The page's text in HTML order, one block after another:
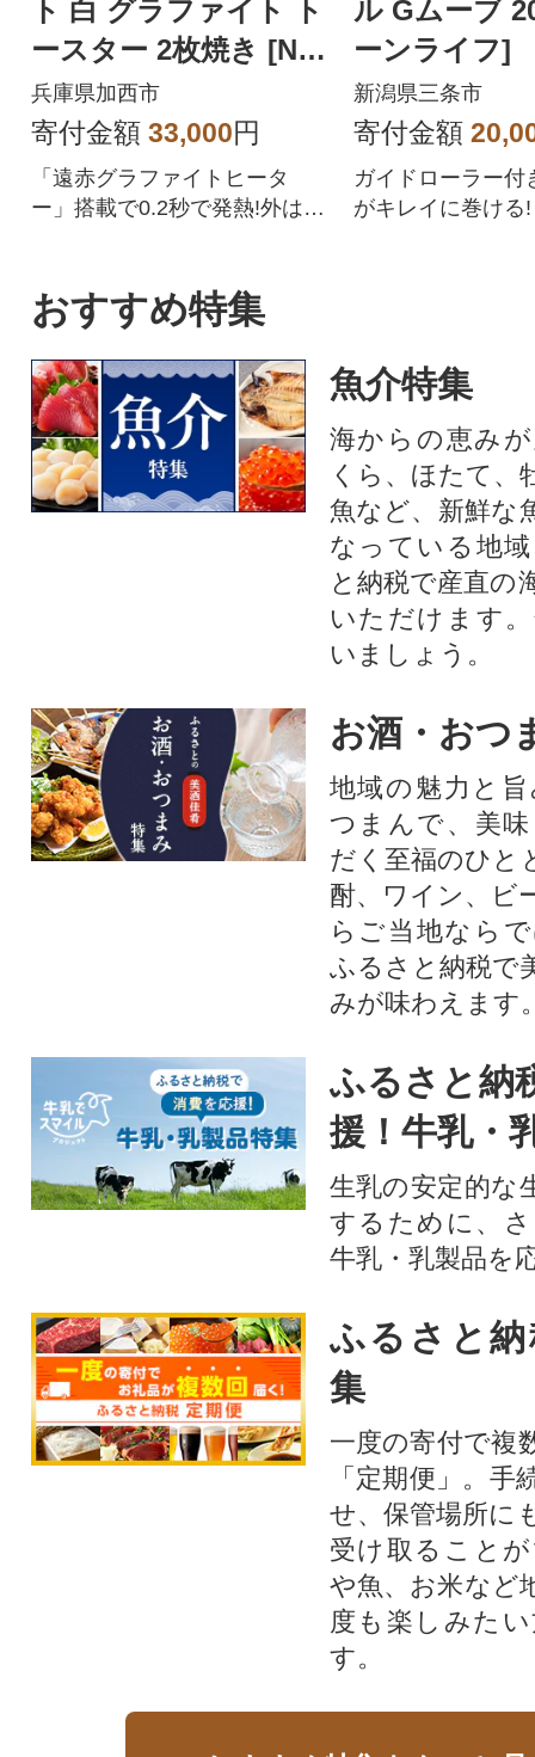
ト 白 グラファイト ト
ースター 2枚焼き [No
5698-0299]
兵庫県加西市
寄付金額 33,000円
「遠赤グラファイトヒータ
ー」搭載で0.2秒で発熱!外はカ
ル Gムーブ
ーンライフ]
3】
新潟県三条市
寄付金額
ガイドローラー付
がキレイに巻ける
おすすめ特集
魚介特集
海からの恵み
くら、ほたて、
魚など、新鮮な
なっている地
と納税で産直の
いただけます
いましょう。
お酒・おつ
地域の魅力と
つまんで、美
だく至福のひと
酎、ワイン、ビ
らご当地なら
ふるさと納税で
みが味わえます
ふるさと納
援！牛乳・
生乳の安定的な
するために、
牛乳・乳製品を
ふるさと
集
一度の寄付で複
「定期便」。
せ、保管場所に
受け取ること
や魚、お米など
度も楽しみた
す。